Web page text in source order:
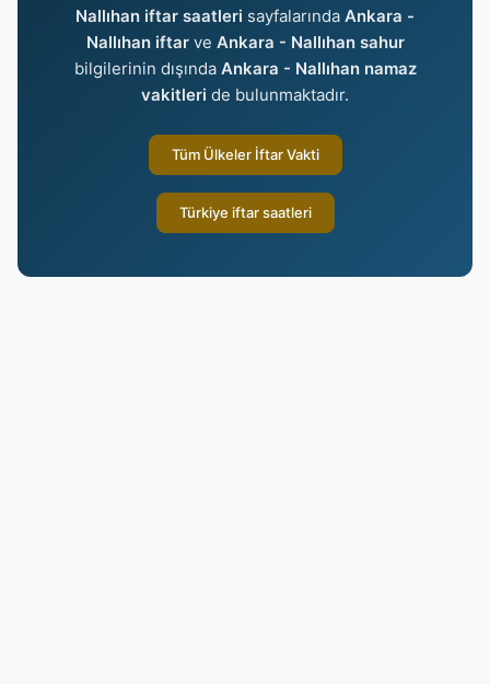
Nallıhan iftar saatleri sayfalarında Ankara -
Nallıhan iftarve Ankara - Nallıhan sahur
bilgilerinin dışında Ankara - Nallıhan namaz
vakitleri de bulunmaktadır.
Tüm Ülkeler İftar Vakti
Türkiye iftar saatleri